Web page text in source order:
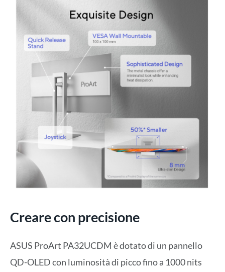
Creare con precisione
ASUS ProArt PA32UCDM è dotato di un pannello
QD-OLED con luminosità di picco fino a 1000 nits